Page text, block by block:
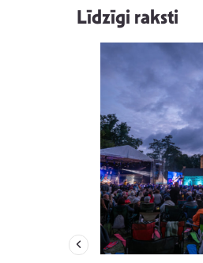
Līdzīgi raksti